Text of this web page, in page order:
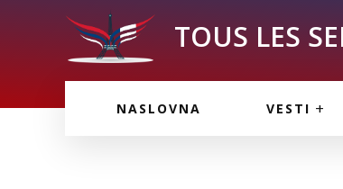
TOUS LES
NASLOVNA VESTI